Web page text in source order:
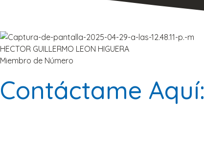
HECTOR GUILLERMO LEON HIGUERA
Miembro de Número
Contáctame Aquí: